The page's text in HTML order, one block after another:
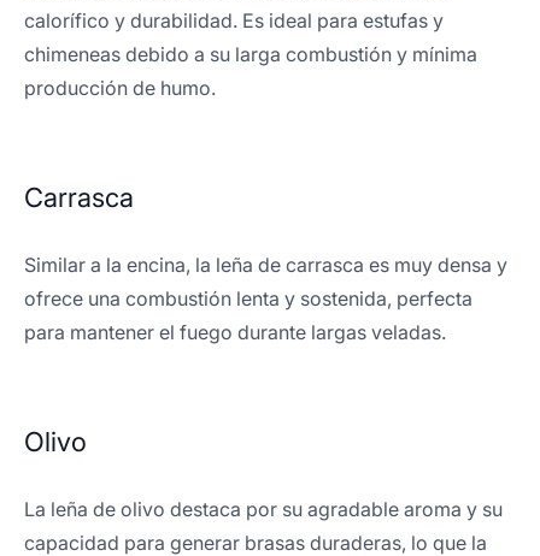
calorífico y durabilidad. Es ideal para estufas y
chimeneas debido a su larga combustión y mínima
producción de humo.
Carrasca
Similar a la encina, la leña de carrasca es muy densa y
ofrece una combustión lenta y sostenida, perfecta
para mantener el fuego durante largas veladas.
Olivo
La leña de olivo destaca por su agradable aroma y su
capacidad para generar brasas duraderas, lo que la